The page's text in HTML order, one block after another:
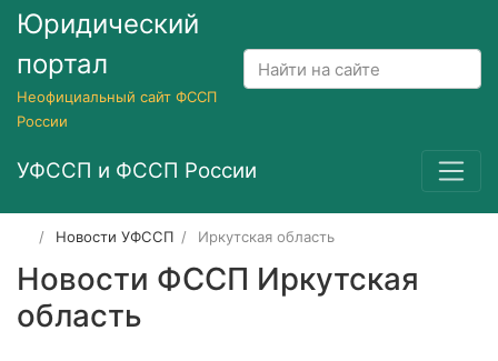
Юридический
портал
Неофициальный сайт ФССП
России
УФССП и ФССП России
Новости УФССП Иркутская область
Новости ФССП Иркутская
область